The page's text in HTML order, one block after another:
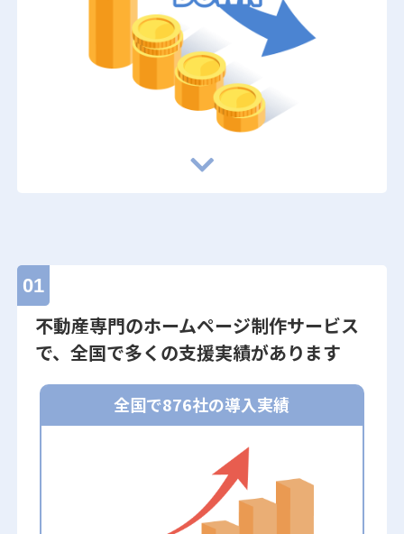
01
不動産専門のホームページ制作サービス
で、全国で多くの支援実績があります
全国で876社の導入実績